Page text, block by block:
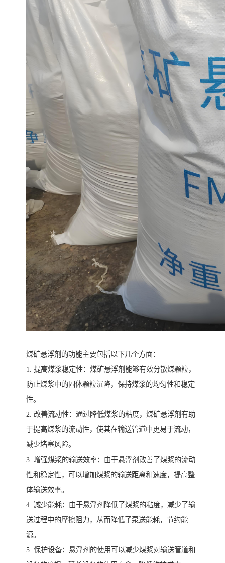
煤矿悬浮剂的功能主要包括以下几个方面：
1. 提高煤浆稳定性：煤矿悬浮剂能够有效分散煤颗粒，
防止煤浆中的固体颗粒沉降，保持煤浆的均匀性和稳定
性。
2. 改善流动性：通过降低煤浆的粘度，煤矿悬浮剂有助
于提高煤浆的流动性，使其在输送管道中更易于流动，
减少堵塞风险。
3. 增强煤浆的输送效率：由于悬浮剂改善了煤浆的流动
性和稳定性，可以增加煤浆的输送距离和速度，提高整
体输送效率。
4. 减少能耗：由于悬浮剂降低了煤浆的粘度，减少了输
送过程中的摩擦阻力，从而降低了泵送能耗，节约能
源。
5. 保护设备：悬浮剂的使用可以减少煤浆对输送管道和